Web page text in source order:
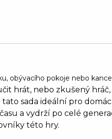
obývacího pokoje nebo
hrát, nebo zkušený
tato sada ideální pro
a vydrží po celé
této hry.